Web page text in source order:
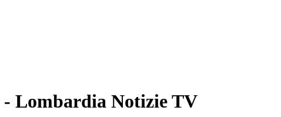
- Lombardia Notizie TV